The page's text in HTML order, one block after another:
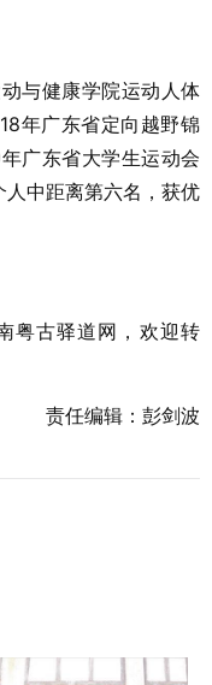
与健康学院运动人体
年广东省定向越野锦
广东省大学生运动会
中距离第六名，获优
古驿道网，欢迎转
责任编辑：彭剑波